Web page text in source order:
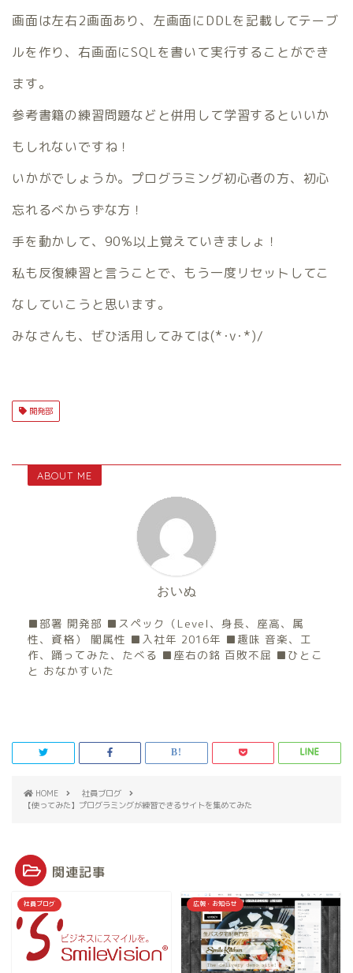
画面は左右2画面あり、左画面にDDLを記載してテーブ
ルを作り、右画面にSQLを書いて実行することができ
ます。
参考書籍の練習問題などと併用して学習するといいか
もしれないですね！
いかがでしょうか。プログラミング初心者の方、初心
忘れるべからずな方！
手を動かして、90%以上覚えていきましょ！
私も反復練習と言うことで、もう一度リセットしてこ
なしていこうと思います。
みなさんも、ぜひ活用してみては(*･v･*)/
開発部
ABOUT ME
おいぬ
■部署 開発部 ■スペック（Level、身長、座高、属
性、資格） 闇属性 ■入社年 2016年 ■趣味 音楽、工
作、踊ってみた、たべる ■座右の銘 百敗不屈 ■ひとこ
と おなかすいた
HOME
社員ブログ
【使ってみた】プログラミングが練習できるサイトを集めてみた
関連記事
社員ブログ 広報・お知らせ